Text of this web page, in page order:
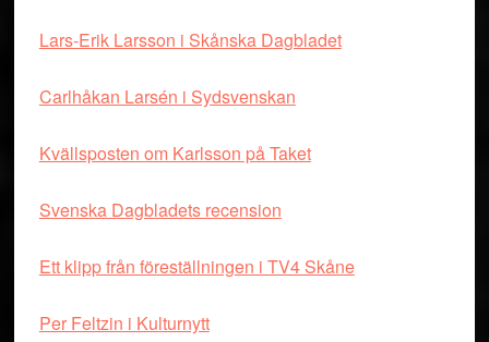
Lars-Erik Larsson i Skånska Dagbladet
Carlhåkan Larsén i Sydsvenskan
Kvällsposten om Karlsson på Taket
Svenska Dagbladets recension
Ett klipp från föreställningen i TV4 Skåne
Per Feltzin i Kulturnytt